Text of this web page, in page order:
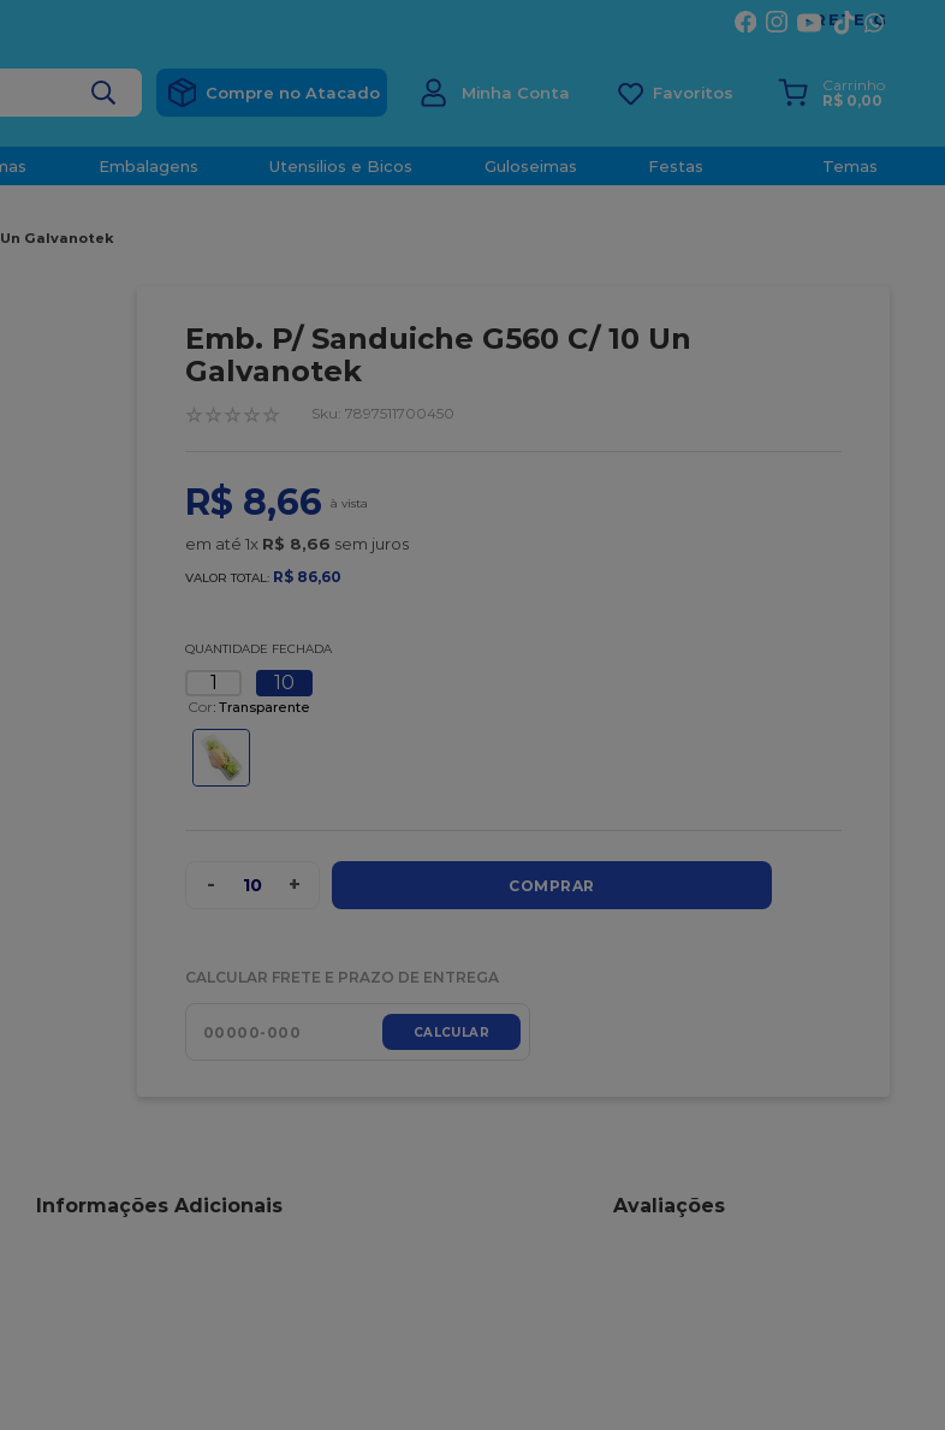
Minha Conta
Carrinho
R$ 0,00
Embalagens Utensilios e Bicos Guloseimas Festas Temas
Un Galvanotek
Emb. P/ Sanduiche G560 C/ 10 Un
Galvanotek
☆ ☆ ☆ ☆ ☆ : 7897511700450
R$ 8,66
em até 1x R$ 8,66 sem juros
VALOR TOTAL: R$ 86,60
QUANTIDADE FECHADA
1 10
Cor: Transparente
- 10 + COMPRAR
CALCULAR FRETE E PRAZO DE ENTREGA
CALCULAR
Informações Adicionais Avaliações